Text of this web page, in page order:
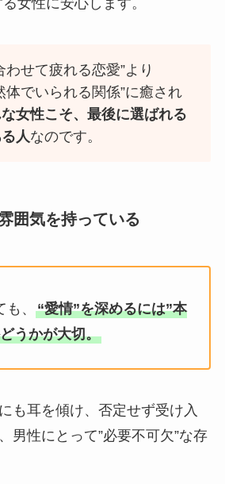
女性に安心します。
わせて疲れる恋愛”より
体でいられる関係”に癒され
女性こそ、最後に選ばれる
人なのです。
囲気を持っている
、 “愛情”を深めるには”本
うかが大切。
も耳を傾け、否定せず受け入
男性にとって”必要不可欠”な存